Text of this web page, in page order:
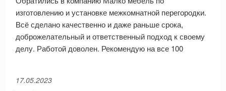
изготовлению и установке межкомнатной перегородки.
Всё сделано качественно и даже раньше срока,
доброжелательный и ответственный подход к своему
делу. Работой доволен. Рекомендую на все 100
17.05.2023